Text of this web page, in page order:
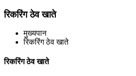
रिकरिंग ठेव खाते
मुख्यपान
रिकरिंग ठेव खाते
रिकरिंग ठेव खाते